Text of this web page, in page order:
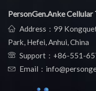
PersonGen.Anke
Address：99
Park, Hefei, Anhui, China
Support： +86-551-
Email：